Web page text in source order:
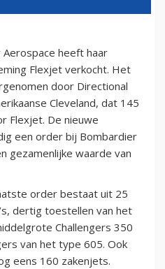
Aerospace heeft haar
Flexjet verkocht. Het
door Directional
Cleveland, dat 145
Flexjet. De nieuwe
een order bij Bombardier
gezamenlijke waarde van
order bestaat uit 25
dertig toestellen van het
Challengers 350
van het type 605. Ook
eens 160 zakenjets.